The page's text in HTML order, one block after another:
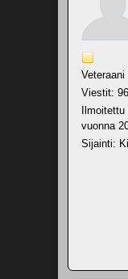
Veteraani
Viestit:
vuonna
Sijainti: